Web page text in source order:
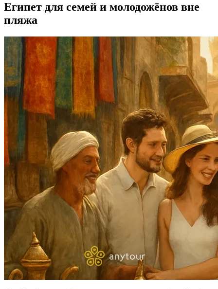
Египет для семей и молодожёнов вне
пляжа